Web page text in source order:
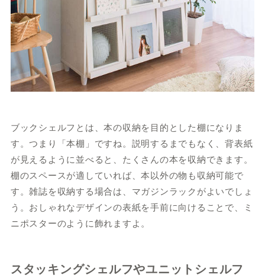
ブックシェルフとは、本の収納を目的とした棚になりま
す。つまり「本棚」ですね。説明するまでもなく、背表紙
が見えるように並べると、たくさんの本を収納できます。
棚のスペースが適していれば、本以外の物も収納可能で
す。雑誌を収納する場合は、マガジンラックがよいでしょ
う。おしゃれなデザインの表紙を手前に向けることで、ミ
ニポスターのように飾れますよ。
スタッキングシェルフやユニットシェルフ